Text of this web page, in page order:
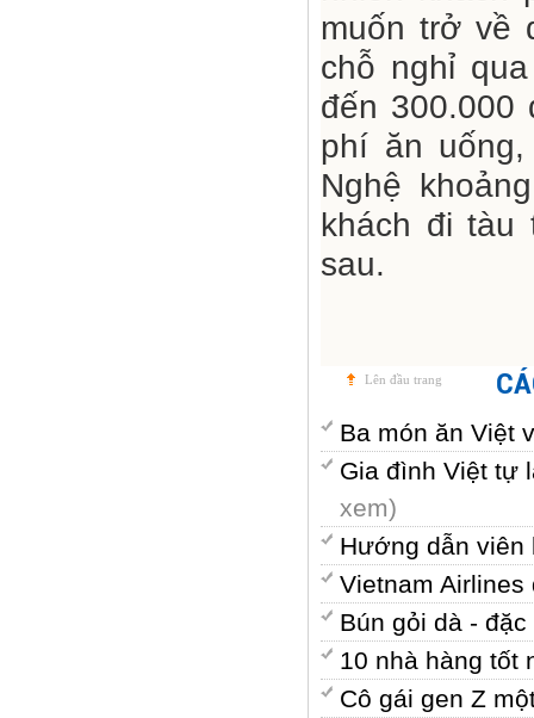
muốn trở về
chỗ nghỉ
đến 300.000
phí ăn
Nghệ
khách đi tàu
sau.
Lên đầu trang
Ba món ăn Việt
Gia đình Việt tự
xem)
Hướng dẫn
Vietnam
Bún gỏi dà -
10 nhà hàng tốt
Cô gái gen Z